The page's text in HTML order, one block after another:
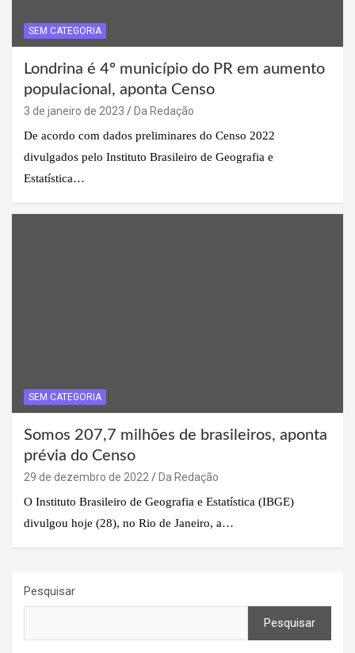
SEM CATEGORIA
Londrina é 4º município do PR em aumento
populacional, aponta Censo
3 de janeiro de 2023
Da Redação
De acordo com dados preliminares do Censo 2022
divulgados pelo Instituto Brasileiro de Geografia e
Estatística…
SEM CATEGORIA
Somos 207,7 milhões de brasileiros, aponta
prévia do Censo
29 de dezembro de 2022
Da Redação
O Instituto Brasileiro de Geografia e Estatística (IBGE)
divulgou hoje (28), no Rio de Janeiro, a…
Pesquisar
Pesquisar